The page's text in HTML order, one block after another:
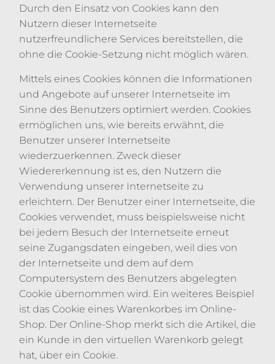
Durch den Einsatz von Cookies kann den
Nutzern dieser Internetseite
nutzerfreundlichere Services bereitstellen, die
ohne die Cookie-Setzung nicht möglich wären.
Mittels eines Cookies können die Informationen
und Angebote auf unserer Internetseite im
Sinne des Benutzers optimiert werden. Cookies
ermöglichen uns, wie bereits erwähnt, die
Benutzer unserer Internetseite
wiederzuerkennen. Zweck dieser
Wiedererkennung ist es, den Nutzern die
Verwendung unserer Internetseite zu
erleichtern. Der Benutzer einer Internetseite, die
Cookies verwendet, muss beispielsweise nicht
bei jedem Besuch der Internetseite erneut
seine Zugangsdaten eingeben, weil dies von
der Internetseite und dem auf dem
Computersystem des Benutzers abgelegten
Cookie übernommen wird. Ein weiteres Beispiel
ist das Cookie eines Warenkorbes im Online-
Shop. Der Online-Shop merkt sich die Artikel, die
ein Kunde in den virtuellen Warenkorb gelegt
hat, über ein Cookie.